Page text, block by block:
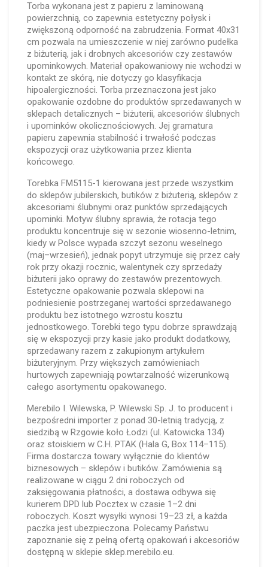
Torba wykonana jest z papieru z laminowaną
powierzchnią, co zapewnia estetyczny połysk i
zwiększoną odporność na zabrudzenia. Format 40x31
cm pozwala na umieszczenie w niej zarówno pudełka
z biżuterią, jak i drobnych akcesoriów czy zestawów
upominkowych. Materiał opakowaniowy nie wchodzi w
kontakt ze skórą, nie dotyczy go klasyfikacja
hipoalergiczności. Torba przeznaczona jest jako
opakowanie ozdobne do produktów sprzedawanych w
sklepach detalicznych – biżuterii, akcesoriów ślubnych
i upominków okolicznościowych. Jej gramatura
papieru zapewnia stabilność i trwałość podczas
ekspozycji oraz użytkowania przez klienta
końcowego.
Torebka FM5115-1 kierowana jest przede wszystkim
do sklepów jubilerskich, butików z biżuterią, sklepów z
akcesoriami ślubnymi oraz punktów sprzedających
upominki. Motyw ślubny sprawia, że rotacja tego
produktu koncentruje się w sezonie wiosenno-letnim,
kiedy w Polsce wypada szczyt sezonu weselnego
(maj–wrzesień), jednak popyt utrzymuje się przez cały
rok przy okazji rocznic, walentynek czy sprzedaży
biżuterii jako oprawy do zestawów prezentowych.
Estetyczne opakowanie pozwala sklepowi na
podniesienie postrzeganej wartości sprzedawanego
produktu bez istotnego wzrostu kosztu
jednostkowego. Torebki tego typu dobrze sprawdzają
się w ekspozycji przy kasie jako produkt dodatkowy,
sprzedawany razem z zakupionym artykułem
biżuteryjnym. Przy większych zamówieniach
hurtowych zapewniają powtarzalność wizerunkową
całego asortymentu opakowanego.
Merebilo I. Wilewska, P. Wilewski Sp. J. to producent i
bezpośredni importer z ponad 30-letnią tradycją, z
siedzibą w Rzgowie koło Łodzi (ul. Katowicka 134)
oraz stoiskiem w C.H. PTAK (Hala G, Box 114–115).
Firma dostarcza towary wyłącznie do klientów
biznesowych – sklepów i butików. Zamówienia są
realizowane w ciągu 2 dni roboczych od
zaksięgowania płatności, a dostawa odbywa się
kurierem DPD lub Pocztex w czasie 1–2 dni
roboczych. Koszt wysyłki wynosi 19–23 zł, a każda
paczka jest ubezpieczona. Polecamy Państwu
zapoznanie się z pełną ofertą opakowań i akcesoriów
dostępną w sklepie sklep.merebilo.eu.